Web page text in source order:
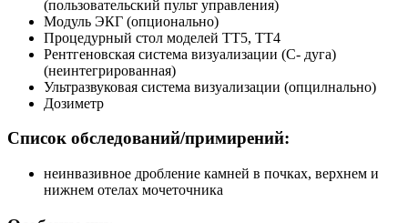
(пользовательский пульт управления)
Модуль ЭКГ (опционально)
Процедурный стол моделей TT5, TT4
Рентгеновская система визуализации (С- дуга)
(неинтегрированная)
Ультразвуковая система визуализации (опцилнально)
Дозиметр
Список обследований/примирений:
неинвазивное дробление камней в почках, верхнем и
нижнем отелах мочеточника